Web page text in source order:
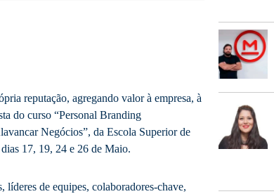
reputação, agregando valor à empresa, à
do curso “Personal Branding
Negócios”, da Escola Superior de
17, 19, 24 e 26 de Maio.
líderes de equipes, colaboradores-chave,